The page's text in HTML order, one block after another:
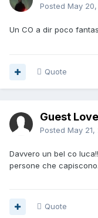
Posted May
Un CO a dir poco
Quote
Guest
Posted May 21,
Davvero un bel co
persone che
Quote